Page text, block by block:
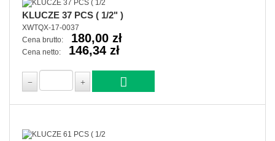
KLUCZE 37 PCS ( 1/2" )
XWTQX-17-0037
Cena brutto:
180,00 zł
Cena netto: 146,34 zł